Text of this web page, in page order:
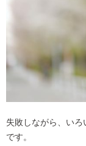
失敗しながら、いろ
です。